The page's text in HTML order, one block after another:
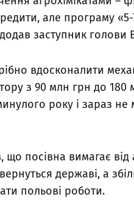
але програму
заступник голови
вдосконалити
з 90 млн грн до
року і зараз не
посівна вимагає від
державі, а
польові роботи.